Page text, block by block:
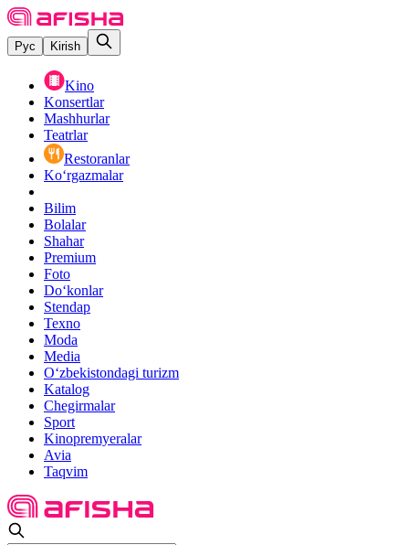
Рус Kirish
Kino
Konsertlar
Mashhurlar
Teatrlar
Restoranlar
Ko‘rgazmalar
Bilim
Bolalar
Shahar
Premium
Foto
Do‘konlar
Stendap
Texno
Moda
Media
O‘zbekistondagi turizm
Katalog
Chegirmalar
Sport
Kinopremyeralar
Avia
Taqvim